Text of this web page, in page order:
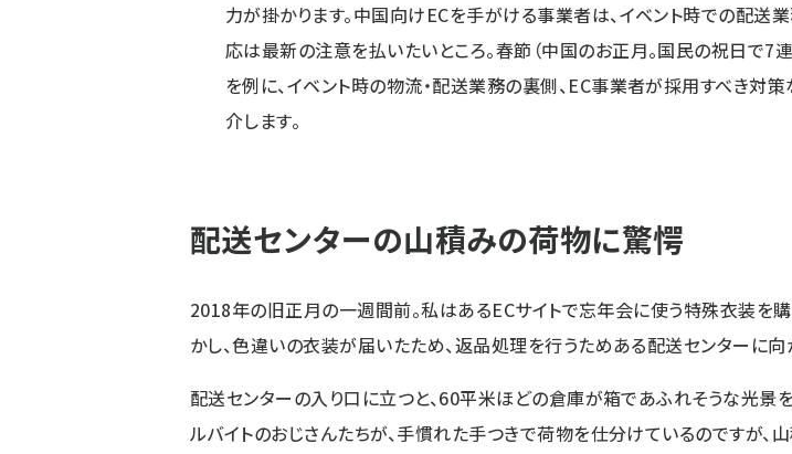
力が掛かります。中国向けECを手がける事業者は、イベント時での配送
応は最新の注意を払いたいところ。春節（中国のお正月。国民の祝日で7連
を例に、イベント時の物流・配送業務の裏側、EC事業者が採用すべき対
介します。
配送センターの山積みの荷物に驚愕
2018年の旧正月の一週間前。私はあるECサイトで忘年会に使う特殊衣装を購
かし、色違いの衣装が届いたため、返品処理を行うためある配送センターに向
配送センターの入り口に立つと、60平米ほどの倉庫が箱であふれそうな光景
ルバイトのおじさんたちが、手慣れた手つきで荷物を仕分けているのですが、